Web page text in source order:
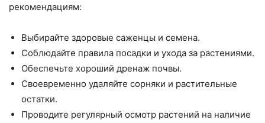
рекомендациям:
Выбирайте здоровые саженцы и семена.
Соблюдайте правила посадки и ухода за растениями.
Обеспечьте хороший дренаж почвы.
Своевременно удаляйте сорняки и растительные
остатки.
Проводите регулярный осмотр растений на наличие